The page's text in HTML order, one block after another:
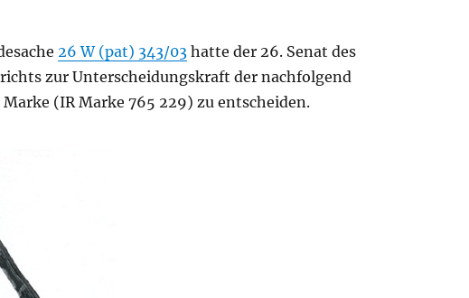
26 W (pat) 343/03hatte der 26. Senat des
zur Unterscheidungskraft der nachfolgend
(IR Marke 765 229) zu entscheiden.